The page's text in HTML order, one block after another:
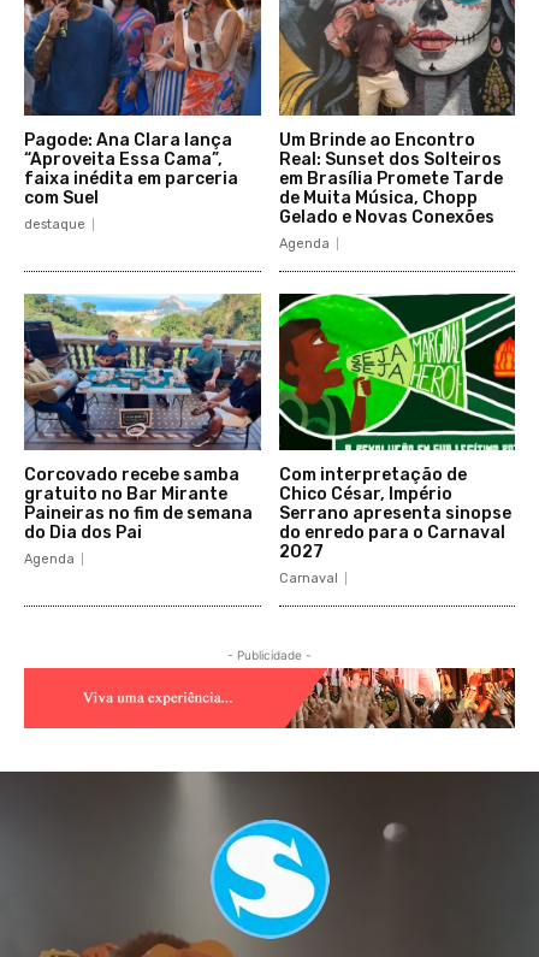
Pagode: Ana Clara lança
“Aproveita Essa Cama”,
faixa inédita em parceria
com Suel
destaque
Um Brinde ao Encontro
Real: Sunset dos Solteiros
em Brasília Promete Tarde
de Muita Música, Chopp
Gelado e Novas Conexões
Agenda
Corcovado recebe samba
gratuito no Bar Mirante
Paineiras no fim de semana
do Dia dos Pai
Agenda
Com interpretação de
Chico César, Império
Serrano apresenta sinopse
do enredo para o Carnaval
2027
Carnaval
- Publicidade -